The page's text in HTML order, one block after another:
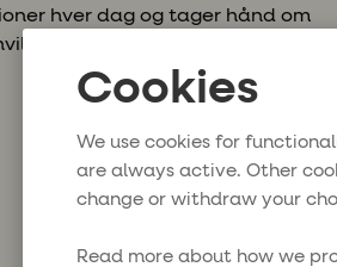
Cookies
We use cookies for
are always active. Other
change or withdraw your
Read more about how we
hver dag og tager hånd om
gør, at du kan slappe af og